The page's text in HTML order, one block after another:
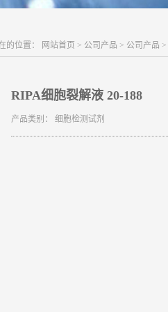
的位置： 网站首页 > 公司产品 > 公司产品 >
RIPA细胞裂解液 20-188
产品类别： 细胞检测试剂